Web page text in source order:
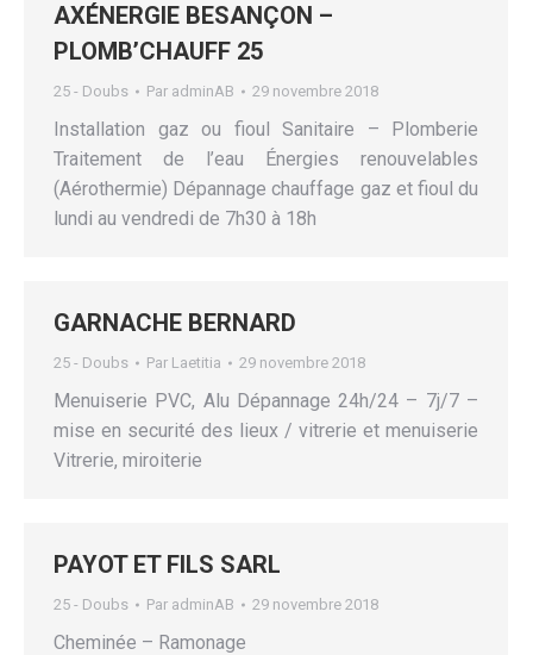
AXÉNERGIE BESANÇON –
PLOMB’CHAUFF 25
25 - Doubs Par adminAB 29 novembre 2018
Installation gaz ou fioul Sanitaire – Plomberie
Traitement de l’eau Énergies renouvelables
(Aérothermie) Dépannage chauffage gaz et fioul du
lundi au vendredi de 7h30 à 18h
GARNACHE BERNARD
25 - Doubs Par Laetitia 29 novembre 2018
Menuiserie PVC, Alu Dépannage 24h/24 – 7j/7 –
mise en securité des lieux / vitrerie et menuiserie
Vitrerie, miroiterie
PAYOT ET FILS SARL
25 - Doubs Par adminAB 29 novembre 2018
Cheminée – Ramonage